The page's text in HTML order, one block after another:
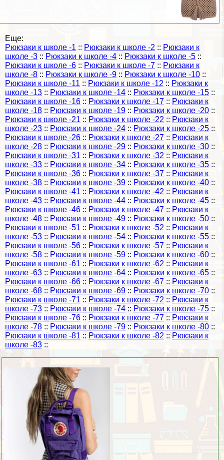
Еще:
Рюкзаки к школе -1 :: Рюкзаки к школе -2 :: Рюкзаки к
школе -3 :: Рюкзаки к школе -4 :: Рюкзаки к школе -5 ::
Рюкзаки к школе -6 :: Рюкзаки к школе -7 :: Рюкзаки к
школе -8 :: Рюкзаки к школе -9 :: Рюкзаки к школе -10 ::
Рюкзаки к школе -11 :: Рюкзаки к школе -12 :: Рюкзаки к
школе -13 :: Рюкзаки к школе -14 :: Рюкзаки к школе -15 ::
Рюкзаки к школе -16 :: Рюкзаки к школе -17 :: Рюкзаки к
школе -18 :: Рюкзаки к школе -19 :: Рюкзаки к школе -20 ::
Рюкзаки к школе -21 :: Рюкзаки к школе -22 :: Рюкзаки к
школе -23 :: Рюкзаки к школе -24 :: Рюкзаки к школе -25 ::
Рюкзаки к школе -26 :: Рюкзаки к школе -27 :: Рюкзаки к
школе -28 :: Рюкзаки к школе -29 :: Рюкзаки к школе -30 ::
Рюкзаки к школе -31 :: Рюкзаки к школе -32 :: Рюкзаки к
школе -33 :: Рюкзаки к школе -34 :: Рюкзаки к школе -35 ::
Рюкзаки к школе -36 :: Рюкзаки к школе -37 :: Рюкзаки к
школе -38 :: Рюкзаки к школе -39 :: Рюкзаки к школе -40 ::
Рюкзаки к школе -41 :: Рюкзаки к школе -42 :: Рюкзаки к
школе -43 :: Рюкзаки к школе -44 :: Рюкзаки к школе -45 ::
Рюкзаки к школе -46 :: Рюкзаки к школе -47 :: Рюкзаки к
школе -48 :: Рюкзаки к школе -49 :: Рюкзаки к школе -50 ::
Рюкзаки к школе -51 :: Рюкзаки к школе -52 :: Рюкзаки к
школе -53 :: Рюкзаки к школе -54 :: Рюкзаки к школе -55 ::
Рюкзаки к школе -56 :: Рюкзаки к школе -57 :: Рюкзаки к
школе -58 :: Рюкзаки к школе -59 :: Рюкзаки к школе -60 ::
Рюкзаки к школе -61 :: Рюкзаки к школе -62 :: Рюкзаки к
школе -63 :: Рюкзаки к школе -64 :: Рюкзаки к школе -65 ::
Рюкзаки к школе -66 :: Рюкзаки к школе -67 :: Рюкзаки к
школе -68 :: Рюкзаки к школе -69 :: Рюкзаки к школе -70 ::
Рюкзаки к школе -71 :: Рюкзаки к школе -72 :: Рюкзаки к
школе -73 :: Рюкзаки к школе -74 :: Рюкзаки к школе -75 ::
Рюкзаки к школе -76 :: Рюкзаки к школе -77 :: Рюкзаки к
школе -78 :: Рюкзаки к школе -79 :: Рюкзаки к школе -80 ::
Рюкзаки к школе -81 :: Рюкзаки к школе -82 :: Рюкзаки к
школе -83 ::